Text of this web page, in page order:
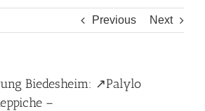
Previous Next
Biedesheim: ↗️Palylo
–